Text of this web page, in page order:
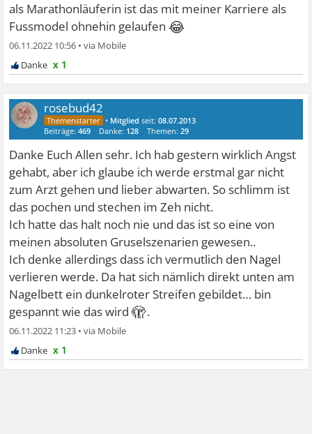
als Marathonläuferin ist das mit meiner Karriere als
Fussmodel ohnehin gelaufen 😂
06.11.2022 10:56 •
x 1
rosebud42
• Mitglied seit:08.07.2013
Beiträge:469 Danke: 128 Themen:29
Danke Euch Allen sehr. Ich hab gestern wirklich Angst
gehabt, aber ich glaube ich werde erstmal gar nicht
zum Arzt gehen und lieber abwarten. So schlimm ist
das pochen und stechen im Zeh nicht.
Ich hatte das halt noch nie und das ist so eine von
meinen absoluten Gruselszenarien gewesen..
Ich denke allerdings dass ich vermutlich den Nagel
verlieren werde. Da hat sich nämlich direkt unten am
Nagelbett ein dunkelroter Streifen gebildet… bin
gespannt wie das wird🫣.
06.11.2022 11:23 •
x 1